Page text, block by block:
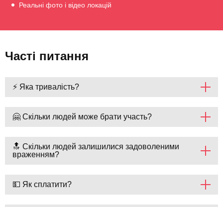
Реальні фото і відео локацій
Часті питання
⚡ Яка тривалість?
🤗 Скільки людей може брати участь?
🔝 Скільки людей залишилися задоволеними
враженням?
💵 Як сплатити?